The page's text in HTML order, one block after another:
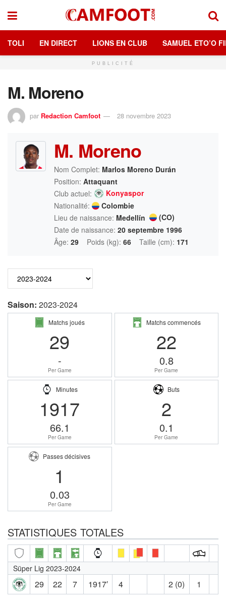
TOLI EN DIRECT LIONS EN CLUB SAMUEL ETO’O
PUBLICITÉ
M. Moreno
par Redaction Camfoot 28 novembre 2023
M. Moreno
Nom Complet: Marlos Moreno Durán
Position: Attaquant
Club actuel:
Konyaspor
Nationalité:
Colombie
Lieu de naissance: Medellín
(CO)
Date de naissance: 20 septembre 1996
Âge: 29 Poids (kg): 66 Taille (cm): 171
Saison: 2023-2024
Matchs joués
29
-
Per Game
Matchs commencés
22
0.8
Per Game
Minutes
1917
66.1
Per Game
Buts
2
0.1
Per Game
Passes décisives
1
0.03
Per Game
STATISTIQUES TOTALES
Süper Lig 2023-2024
29 22 7 1917′ 4 2 (0) 1